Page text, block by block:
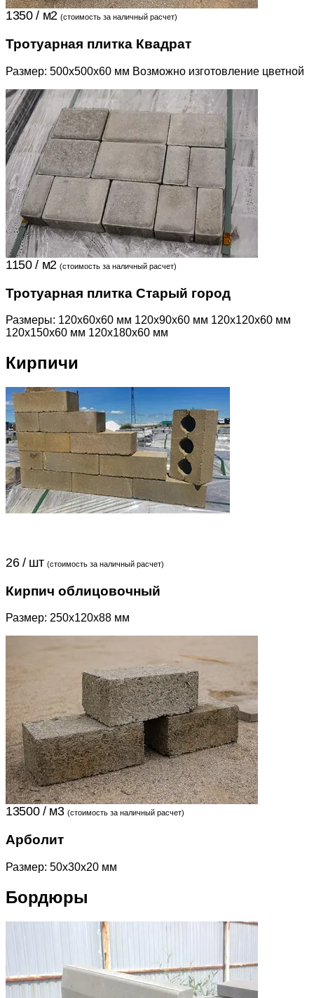
1350 / м2 (стоимость за наличный расчет)
Тротуарная плитка Квадрат
Размер: 500х500х60 мм Возможно изготовление цветной
1150 / м2 (стоимость за наличный расчет)
Тротуарная плитка Старый город
Размеры: 120х60х60 мм 120х90х60 мм 120х120х60 мм
120х150х60 мм 120х180х60 мм
Кирпичи
26 / шт (стоимость за наличный расчет)
Кирпич облицовочный
Размер: 250x120x88 мм
13500 / м3(стоимость за наличный расчет)
Арболит
Размер: 50x30x20 мм
Бордюры